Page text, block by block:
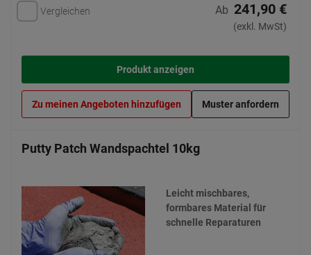
Vergleichen Ab 241,90 €
(exkl. MwSt)
Produkt anzeigen
Zu meinen Angeboten hinzufügen Muster anfordern
Putty Patch Wandspachtel 10kg
Leicht mischbares,
formbares Material für
schnelle Reparaturen